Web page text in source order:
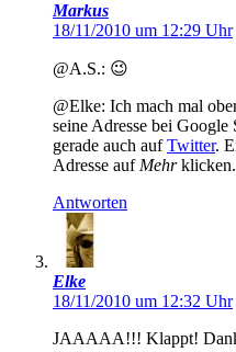
Markus
18/11/2010 um 12:29 Uhr
@A.S.: 😉
@Elke: Ich mach mal
seine Adresse bei
gerade auch aufTwitter.
Adresse auf Mehrklicken.
Antworten
Elke
18/11/2010 um 12:32 Uhr
JAAAAA!!! Klappt!